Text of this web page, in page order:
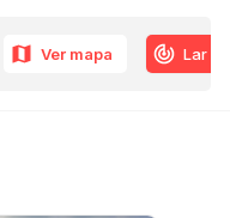
Ver mapa Lar